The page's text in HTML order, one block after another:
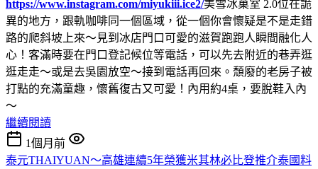
https://www.instagram.com/miyukiii.ice2/美雪冰菓室 2.0位在詭
異的地方，跟軌咖啡同一個區域，從一個你會懷疑是不是走錯
路的爬斜坡上來～見到冰店門口可愛的滋賀跑跑人瞬間融化人
心！客滿時要在門口登記候位等電話，可以先去附近的巷弄逛
逛走走～或是去吳園放空～接到電話再回來。頹廢的老房子被
打點的充滿童趣，懷舊復古又可愛！內用約4桌，要脫鞋入內
～
繼續閱讀
1個月前
泰元THAIYUAN～高雄連續5年榮獲米其林必比登推介泰國料